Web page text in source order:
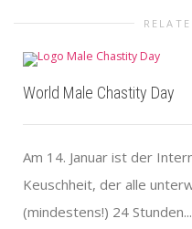
World Male Chastity Day
Am 14. Januar ist der
Keuschheit, der alle
(mindestens!) 24 Stunden...